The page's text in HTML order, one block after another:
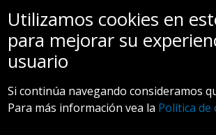
Si deseas recibir nuestro boletín mensual,
Utilizamos cookies en
para mejorar su
usuario
Si continúa navegando consideramos
Para más información vea la Política de